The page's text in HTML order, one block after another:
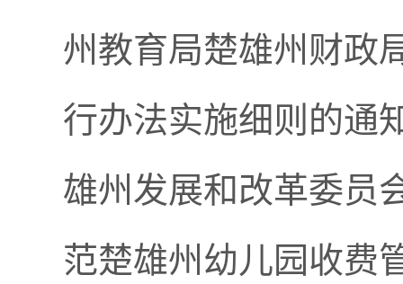
州教育局楚雄州财政
行办法实施细则的通
雄州发展和改革委员
范楚雄州幼儿园收费